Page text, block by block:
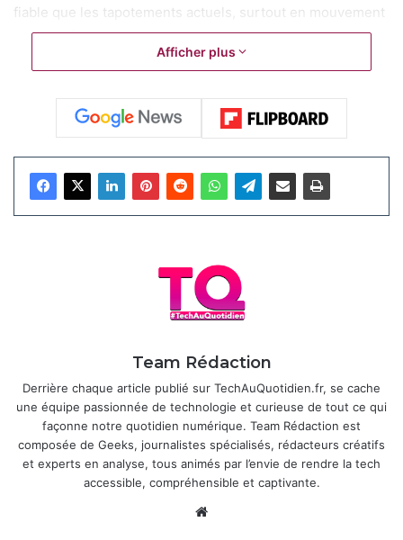
fiable que les tapotements actuels, surtout en mouvement
ou avec des gants.
spatial d’Apple. Associés à l’Apple Vision Pro, ces AirPods
amélioreraient le suivi de la tête et l’audio spatial en temps
virtuelle, le son s’y recentrerait plus précisément. Des
brevets accordés en 2025 décrivent des usages pour la
détection de proximité, la cartographie 3D légère et même
fourniraient un contexte visuel pour des requêtes Siri plus
riches, comme décrire un objet devant soi sans sortir son
iOS 20 : l’Audio Adaptatif des AirPods
Pro reçoit enfin son réglage rapide
il y a 4 semaines
automatiquement la protection contre
Afficher plus
Team Rédaction
Derrière chaque article publié sur TechAuQuotidien.fr, se cache
une équipe passionnée de technologie et curieuse de tout ce qui
façonne notre quotidien numérique. Team Rédaction est
composée de Geeks, journalistes spécialisés, rédacteurs créatifs
et experts en analyse, tous animés par l’envie de rendre la tech
accessible, compréhensible et captivante.